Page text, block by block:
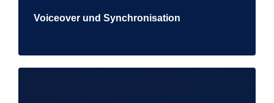
Voiceover und Synchronisation